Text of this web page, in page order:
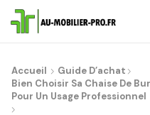
Accueil
Guide D’achat
Bien Choisir Sa Chaise De
Pour Un Usage Professionnel
De : Au-Mobilier-Pro
Bienvenue, 🚀 Etape 1 :
gammes et choisir votre style -